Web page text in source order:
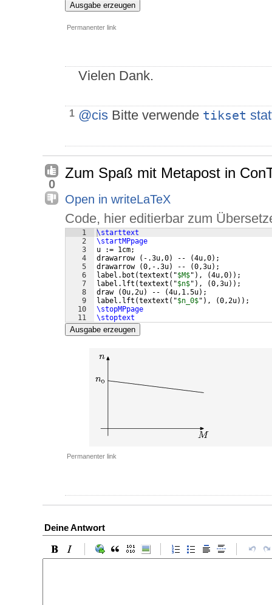
Ausgabe erzeugen
Permanenter link
Vielen Dank.
1 @cis Bitte verwende tikset
0
Zum Spaß mit Metapost in
Open in writeLaTeX
Code, hier editierbar zum
1
2
3
4
5
6
7
8
9
10
11
\starttext
\startMPpage
u := 1cm;
drawarrow ( -.3u,0) -- (4u,0) ;
drawarrow (0,-.3u) -- (0,3u) ;
label.bot (textext ( "$M$" ) , (4u,0)) ;
label.lft (textext ( "$n$" ) , (0,3u)) ;
draw (0u,2u) -- (4u,1.5u) ;
label.lft (textext ( "$n_0$" ) , (0,2u)) ;
\stopMPpage
\stoptext
Ausgabe erzeugen
Permanenter link
Deine Antwort